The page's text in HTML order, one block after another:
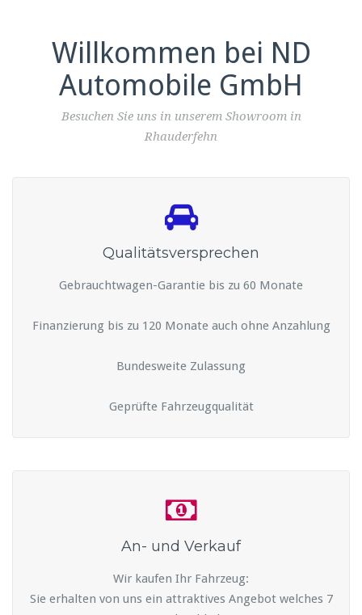
Willkommen bei ND
Automobile GmbH
Besuchen Sie uns in unserem Showroom in
Rhauderfehn
Qualitätsversprechen
Gebrauchtwagen-Garantie bis zu 60 Monate
Finanzierung bis zu 120 Monate auch ohne Anzahlung
Bundesweite Zulassung
Geprüfte Fahrzeugqualität
An- und Verkauf
Wir kaufen Ihr Fahrzeug:
Sie erhalten von uns ein attraktives Angebot welches 7